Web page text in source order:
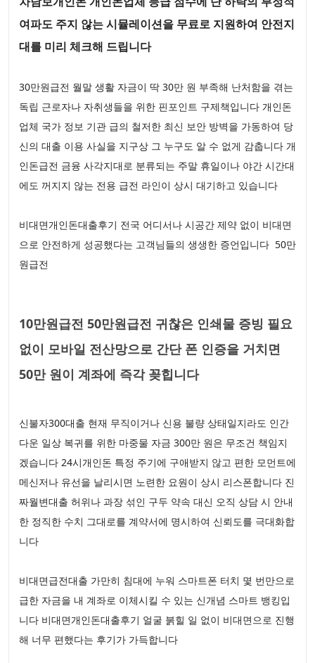
여파도 주지 않는 시뮬레이션을 무료로 지원하여 안전지
대를 미리 체크해 드립니다
30만원급전 월말 생활 자금이 딱 30만 원 부족해 난처함을 겪는
독립 근로자나 자취생들을 위한 핀포인트 구제책입니다 개인돈
업체 국가 정보 기관 급의 철저한 최신 보안 방벽을 가동하여 당
신의 대출 이용 사실을 지구상 그 누구도 알 수 없게 감춥니다 개
인돈급전 금융 사각지대로 분류되는 주말 휴일이나 야간 시간대
에도 꺼지지 않는 전용 급전 라인이 상시 대기하고 있습니다
비대면개인돈대출후기 전국 어디서나 시공간 제약 없이 비대면
으로 안전하게 성공했다는 고객님들의 생생한 증언입니다 50만
원급전
10만원급전 50만원급전 귀찮은 인쇄물 증빙 필요
없이 모바일 전산망으로 간단 폰 인증을 거치면
50만 원이 계좌에 즉각 꽂힙니다
신불자300대출 현재 무직이거나 신용 불량 상태일지라도 인간
다운 일상 복귀를 위한 마중물 자금 300만 원은 무조건 책임지
겠습니다 24시개인돈 특정 주기에 구애받지 않고 편한 모먼트에
메신저나 유선을 날리시면 노련한 요원이 상시 리스폰합니다 진
짜월변대출 허위나 과장 섞인 구두 약속 대신 오직 상담 시 안내
한 정직한 수치 그대로를 계약서에 명시하여 신뢰도를 극대화합
니다
비대면급전대출 가만히 침대에 누워 스마트폰 터치 몇 번만으로
급한 자금을 내 계좌로 이체시킬 수 있는 신개념 스마트 뱅킹입
니다 비대면개인돈대출후기 얼굴 붉힐 일 없이 비대면으로 진행
해 너무 편했다는 후기가 가득합니다